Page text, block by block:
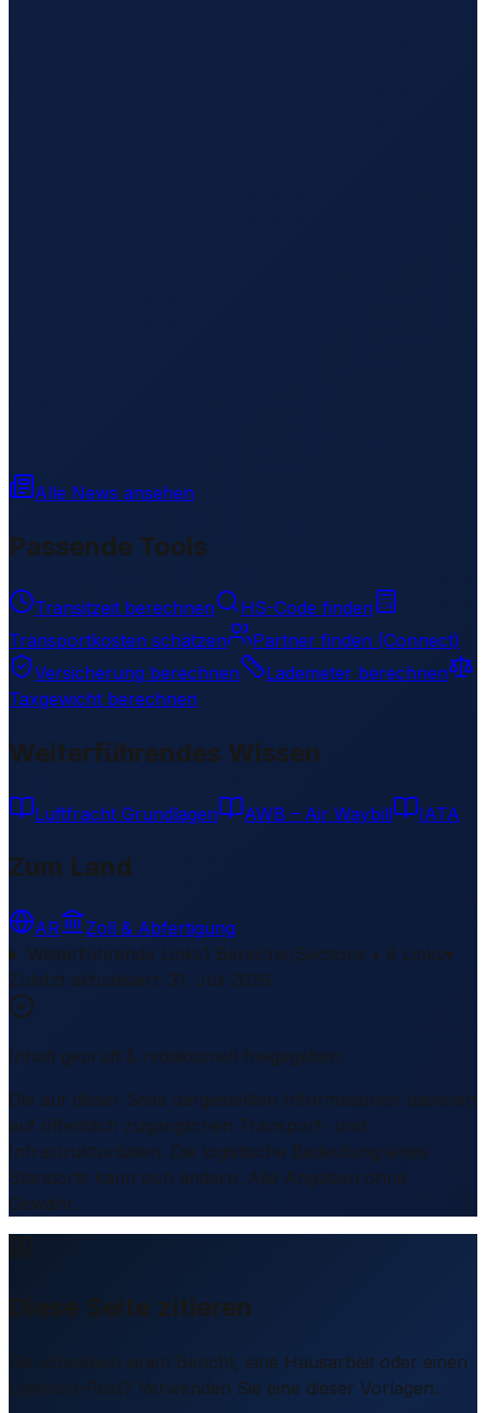
Alle News ansehen
Passende Tools
Transitzeit berechnen
HS-Code finden
Transportkosten schätzen
Partner finden (Connect)
Versicherung berechnen
Lademeter berechnen
Taxgewicht berechnen
Weiterführendes Wissen
Luftfracht Grundlagen AWB – Air Waybill IATA
Zum Land
AR
Zoll & Abfertigung
Weiterführende Links1 Bereiche/Sections • 8 Links▾
Zuletzt aktualisiert: 31. Juli 2026
Inhalt geprüft & redaktionell freigegeben
Die auf dieser Seite dargestellten Informationen basieren
auf öffentlich zugänglichen Transport- und
Infrastrukturdaten. Die logistische Bedeutung eines
Standorts kann sich ändern. Alle Angaben ohne
Gewähr.
Diese Seite zitieren
Sie schreiben einen Bericht, eine Hausarbeit oder einen
LinkedIn-Post? Verwenden Sie eine dieser Vorlagen.